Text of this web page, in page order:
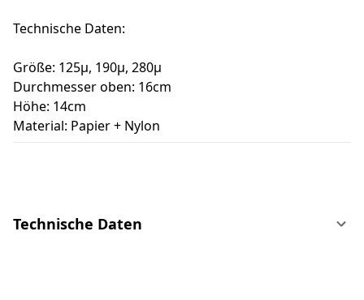
Technische Daten:
Größe: 125µ, 190µ, 280µ
Durchmesser oben: 16cm
Höhe: 14cm
Material: Papier + Nylon
Technische Daten